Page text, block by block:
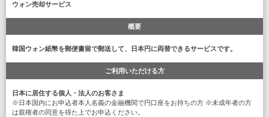
ウォン売却サービス
概要
韓国ウォン紙幣を郵便書留で郵送して、日本円に両替できるサービスです。
ご利用いただける方
日本に居住する個人・法人のお客さま
※日本国内にお申込者本人名義の金融機関で円口座をお持ちの方 ※未成年者の方
は親権者の同意を得た上でお申込ください。